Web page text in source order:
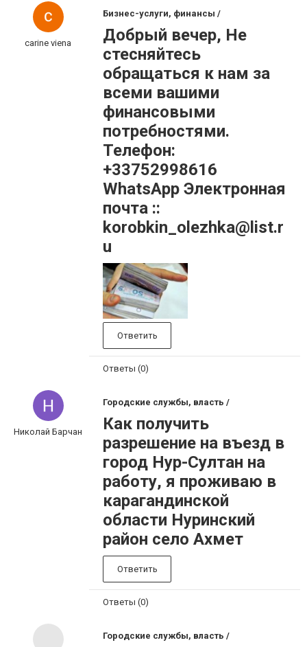
carine viena
Бизнес-услуги, финансы /
Добрый вечер, Не
стесняйтесь
обращаться к нам за
всеми вашими
финансовыми
потребностями.
Телефон:
+33752998616
WhatsApp Электронная
почта ::
korobkin_olezhka@list.r
u
Ответить
Ответы (0)
Николай Барчан
Городские службы, власть /
Как получить
разрешение на въезд в
город Нур-Султан на
работу, я проживаю в
карагандинской
области Нуринский
район село Ахмет
Ответить
Ответы (0)
Городские службы, власть /